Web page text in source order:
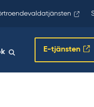
E-tjänsten